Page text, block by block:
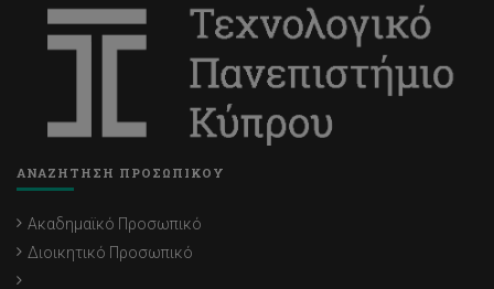
ΑΝΑΖΗΤΗΣΗ ΠΡΟΣΩΠΙΚΟΥ
Ακαδημαϊκό Προσωπικό
Διοικητικό Προσωπικό